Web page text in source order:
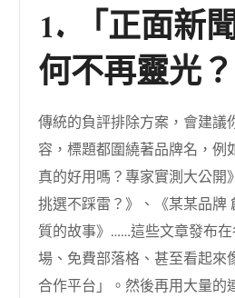
1. 「正面新
何不再靈光？
傳統的負評排除方案，會建議
容，標題都圍繞著品牌名，例
真的好用嗎？專家實測大公開
挑選不踩雷？》、《某某品牌
質的故事》……這些文章發布
場、免費部落格、甚至看起來
合作平台」。然後再用大量的